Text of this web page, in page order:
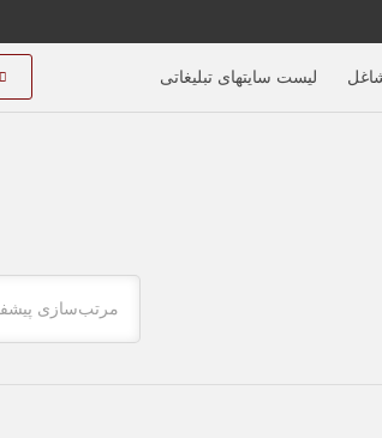
لیست سایتهای تبلیغاتی
مرتب‌سازی